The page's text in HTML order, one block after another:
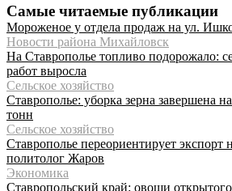
Самые читаемые публикации
Мороженое у отдела продаж на ул.
Новости района Михайловск
На Ставрополье топливо подорожало:
работ выросла
Сельское хозяйство
Ставрополье: уборка зерна завершена
тонн
Сельское хозяйство
Ставрополье переориентирует
политолог Жаров
Экономика
Ставропольский край: овощи